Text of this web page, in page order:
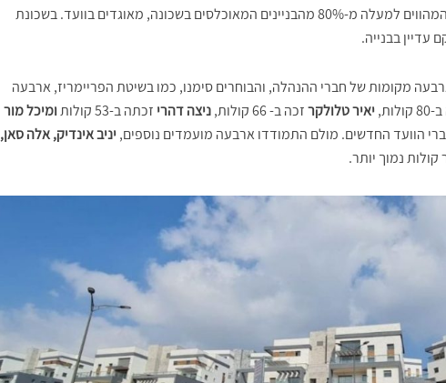
לדברי גונן נציגים מ-54 בניינים בשכונה, המהווים למעלה מ-80% מהבניינים המאוכלסים בשכונה, מאוגדים בוועד. בשכונת
מקומות של חברי ההנהלה, והבוחרים סימנו, כמו בשיטת הפריימריז, ארבעה
יאיר טלולקרזכה ב- 66 קולות, ניצה דהרי זכתה ב-53 קולות
ומיכל מור
יניב אינדיק, אלה סאן,
נמוך יותר.